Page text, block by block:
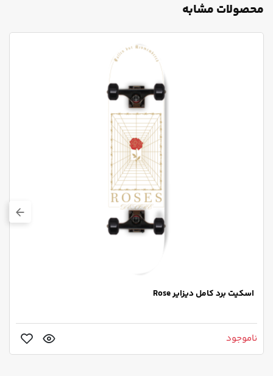
محصولات مشابه
اسکیت برد کامل دیزایر Rose
ناموجود